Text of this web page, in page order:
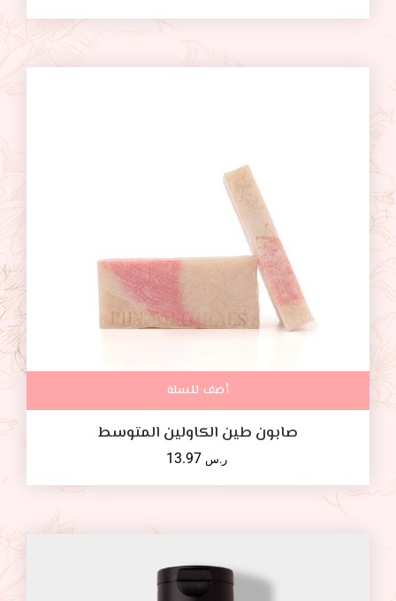
أضف للسلة
صابون طين الكاولين المتوسط
ر.س